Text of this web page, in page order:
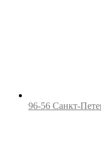
96-56 Санкт-